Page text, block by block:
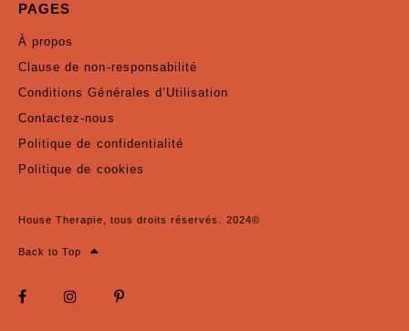
PAGES
À propos
Clause de non-responsabilité
Conditions Générales d’Utilisation
Contactez-nous
Politique de confidentialité
Politique de cookies
House Therapie, tous droits réservés. 2024©
Back to Top